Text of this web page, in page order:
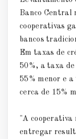
Banco Central
cooperativas
bancos
Em taxas de
50%, a taxa
55% menor e
cerca de 15%
"A cooperativa
entregar